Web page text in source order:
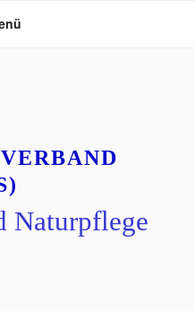
Naturpflege